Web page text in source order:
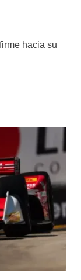
hacia su